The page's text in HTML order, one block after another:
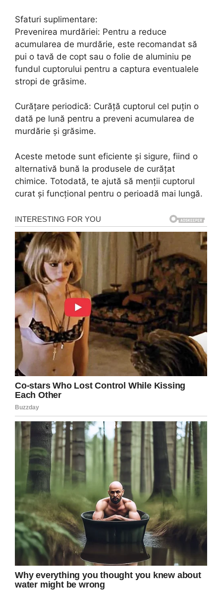
Sfaturi suplimentare:
Prevenirea murdăriei: Pentru a reduce
acumularea de murdărie, este recomandat să
pui o tavă de copt sau o folie de aluminiu pe
fundul cuptorului pentru a captura eventualele
stropi de grăsime.
Curățare periodică: Curăță cuptorul cel puțin o
dată pe lună pentru a preveni acumularea de
murdărie și grăsime.
Aceste metode sunt eficiente și sigure, fiind o
alternativă bună la produsele de curățat
chimice. Totodată, te ajută să menții cuptorul
curat și funcțional pentru o perioadă mai lungă.